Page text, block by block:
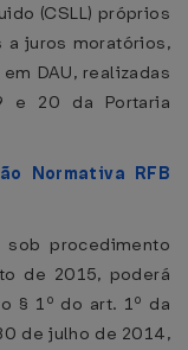
(CSLL) próprios
a juros moratórios,
DAU, realizadas
e 20 da Portaria
Normativa RFB
procedimento
de 2015, poderá
§ 1º do art. 1º da
de julho de 2014,